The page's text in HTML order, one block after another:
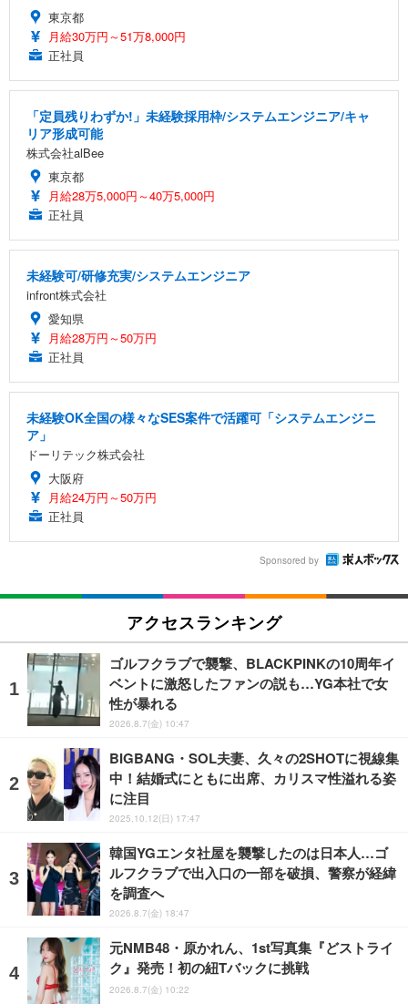
東京都
月給30万円～51万8,000円
正社員
「定員残りわずか!」未経験採用枠/システムエンジニア/キャ
リア形成可能
株式会社alBee
東京都
月給28万5,000円～40万5,000円
正社員
未経験可/研修充実/システムエンジニア
infront株式会社
愛知県
月給28万円～50万円
正社員
未経験OK全国の様々なSES案件で活躍可「システムエンジニ
ア」
ドーリテック株式会社
大阪府
月給24万円～50万円
正社員
Sponsored by
アクセスランキング
ゴルフクラブで襲撃、BLACKPINKの10周年イ
ベントに激怒したファンの説も…YG本社で女
性が暴れる
2026.8.7(金) 10:47
BIGBANG・SOL夫妻、久々の2SHOTに視線集
中！結婚式にともに出席、カリスマ性溢れる姿
に注目
2025.10.12(日) 17:47
韓国YGエンタ社屋を襲撃したのは日本人…ゴ
ルフクラブで出入口の一部を破損、警察が経緯
を調査へ
2026.8.7(金) 18:47
元NMB48・原かれん、1st写真集『どストライ
ク』発売！初の紐Tバックに挑戦
2026.8.7(金) 10:22